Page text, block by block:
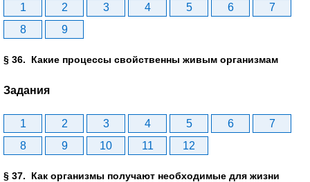
1 2 3 4 5 6
7
8
9
§ 36. Какие процессы свойственны живым организмам
Задания
1 2 3 4 5 6
7
8
9 10 11 12
§ 37. Как организмы получают необходимые для жизни